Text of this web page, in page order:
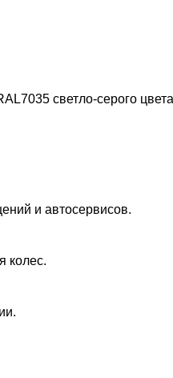
светло-серого
и автосервисов.
колес.